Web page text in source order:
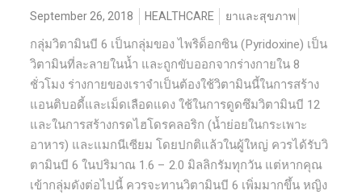
September 26, 2018 HEALTHCARE ยาและสุขภาพ
กลุ่มวิตามินบี 6 เป็นกลุ่มของ ไพริด็อกซิน (Pyridoxine) เป็น
วิตามินที่ละลายในน้ำ และถูกขับออกจากร่างกายใน 8
ชั่วโมง ร่างกายของเราจำเป็นต้องใช้วิตามินนี้ในการสร้าง
แอนติบอดี้และเม็ดเลือดแดง ใช้ในการดูดซึมวิตามินบี 12
และในการสร้างกรดไฮโดรคลอริก (น้ำย่อยในกระเพาะ
อาหาร) และแมกนีเซียม โดยปกติแล้วในผู้ใหญ่ ควรได้รับวิ
ตามินบี 6 ในปริมาณ 1.6 – 2.0 มิลลิกรัมทุกวัน แต่หากคุณ
เข้ากลุ่มดังต่อไปนี้ ควรจะทานวิตามินบี 6 เพิ่มมากขึ้น หญิง